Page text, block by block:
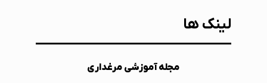
لینک ها
مجله آموزشی مرغداری